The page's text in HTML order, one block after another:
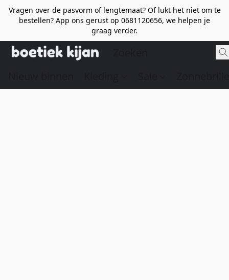
Vragen over de pasvorm of lengtemaat? Of lukt het niet om te
bestellen? App ons gerust op 0681120656, we helpen je
graag verder.